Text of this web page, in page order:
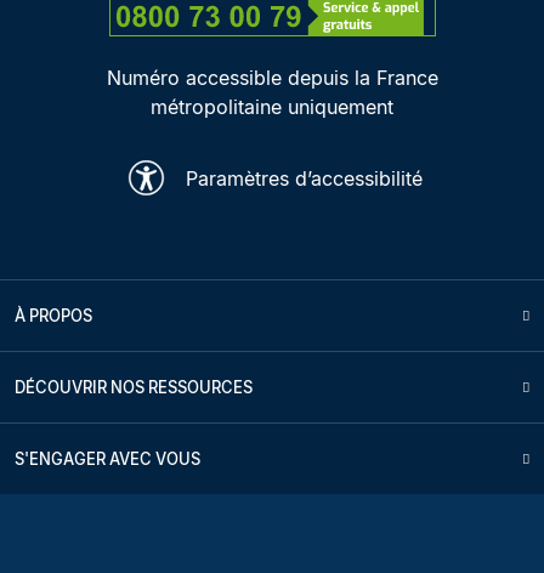
Numéro accessible depuis la France
métropolitaine uniquement
Paramètres d’accessibilité
À PROPOS
DÉCOUVRIR NOS RESSOURCES
S'ENGAGER AVEC VOUS